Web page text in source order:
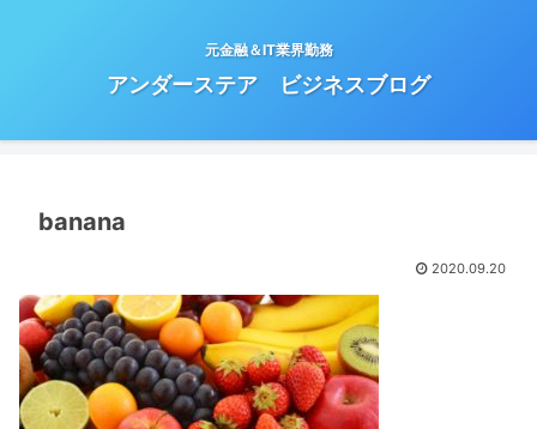
元金融＆IT業界勤務
アンダーステア ビジネスブログ
banana
2020.09.20